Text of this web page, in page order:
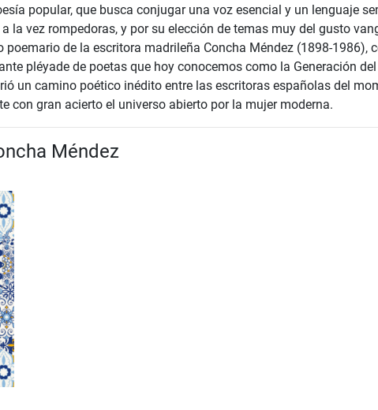
popular, que busca conjugar una voz esencial y un lenguaje
la vez rompedoras, y por su elección de temas muy del gusto
poemario de la escritora madrileña Concha Méndez (1898-1986),
pléyade de poetas que hoy conocemos como la Generación
un camino poético inédito entre las escritoras españolas del
con gran acierto el universo abierto por la mujer moderna.
Méndez